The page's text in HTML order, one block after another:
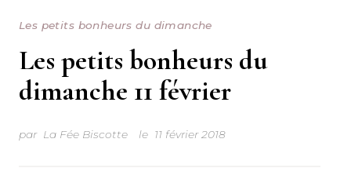
Les petits bonheurs du dimanche
Les petits bonheurs du
dimanche 11 février
par La Fée Biscotte le 11 février 2018